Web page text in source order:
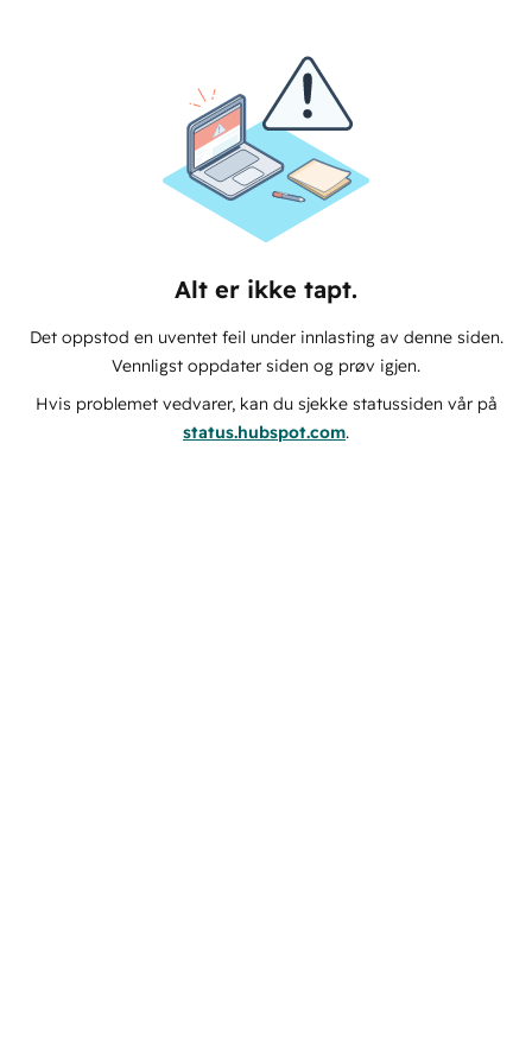
Alt er ikke tapt.
Det oppstod en uventet feil under innlasting av denne siden.
Vennligst oppdater siden og prøv igjen.
Hvis problemet vedvarer, kan du sjekke statussiden vår på
status.hubspot.com.